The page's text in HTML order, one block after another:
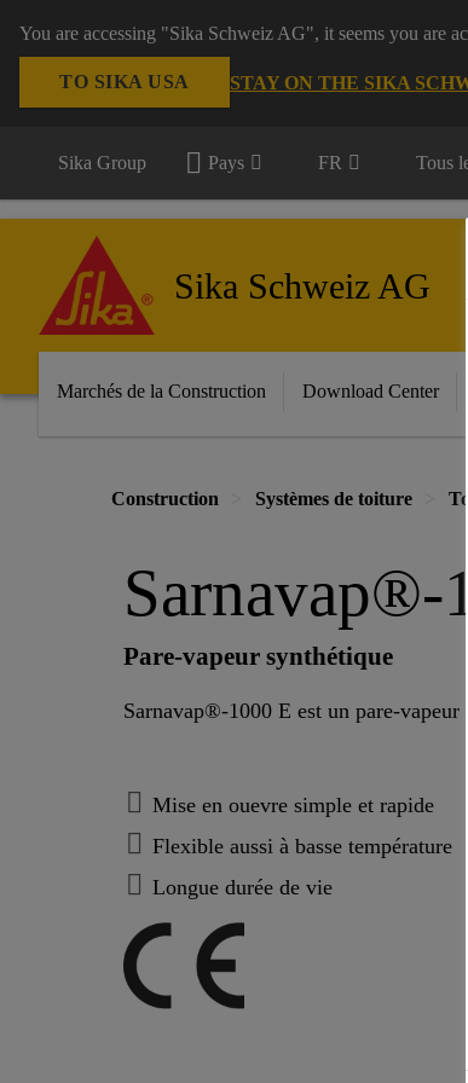
You are accessing "Sika Schweiz AG", it seems you are
TO SIKA USA STAY ON THE SIKA
Sika Group Pays FR Tous
Sika Schweiz AG
Marchés de la Construction Download Center
Construction Systèmes de toiture
Sarnavap®-
Pare-vapeur synthétique
Sarnavap®-1000 E est un pare-vapeur
Mise en ouevre simple et rapide
Flexible aussi à basse température
Longue durée de vie